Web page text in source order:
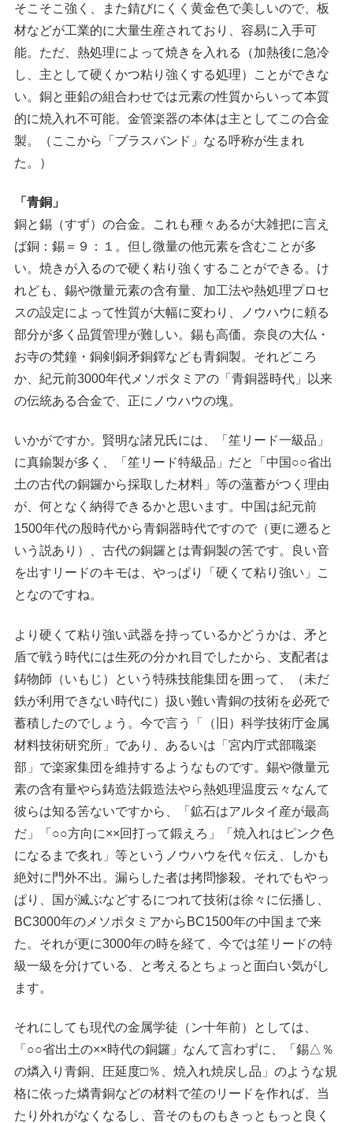
そこそこ強く、また錆びにくく黄金色で美しいので、板
材などが工業的に大量生産されており、容易に入手可
能。ただ、熱処理によって焼きを入れる（加熱後に急冷
し、主として硬くかつ粘り強くする処理）ことができな
い。銅と亜鉛の組合わせでは元素の性質からいって本質
的に焼入れ不可能。金管楽器の本体は主としてこの合金
製。（ここから「ブラスバンド」なる呼称が生まれ
た。）
「青銅」
銅と錫（すず）の合金。これも種々あるが大雑把に言え
ば銅：錫＝９：１。但し微量の他元素を含むことが多
い。焼きが入るので硬く粘り強くすることができる。け
れども、錫や微量元素の含有量、加工法や熱処理プロセ
スの設定によって性質が大幅に変わり、ノウハウに頼る
部分が多く品質管理が難しい。錫も高価。奈良の大仏・
お寺の梵鐘・銅剣銅矛銅鐸なども青銅製。それどころ
か、紀元前3000年代メソポタミアの「青銅器時代」以来
の伝統ある合金で、正にノウハウの塊。
いかがですか。賢明な諸兄氏には、「笙リード一級品」
に真鍮製が多く、「笙リード特級品」だと「中国○○省出
土の古代の銅鑼から採取した材料」等の薀蓄がつく理由
が、何となく納得できるかと思います。中国は紀元前
1500年代の殷時代から青銅器時代ですので（更に遡ると
いう説あり）、古代の銅鑼とは青銅製の筈です。良い音
を出すリードのキモは、やっぱり「硬くて粘り強い」こ
となのですね。
より硬くて粘り強い武器を持っているかどうかは、矛と
盾で戦う時代には生死の分かれ目でしたから、支配者は
鋳物師（いもじ）という特殊技能集団を囲って、（未だ
鉄が利用できない時代に）扱い難い青銅の技術を必死で
蓄積したのでしょう。今で言う「（旧）科学技術庁金属
材料技術研究所」であり、あるいは「宮内庁式部職楽
部」で楽家集団を維持するようなものです。錫や微量元
素の含有量やら鋳造法鍛造法やら熱処理温度云々なんて
彼らは知る筈ないですから、「鉱石はアルタイ産が最高
だ」「○○方向に××回打って鍛えろ」「焼入れはピンク色
になるまで炙れ」等というノウハウを代々伝え、しかも
絶対に門外不出。漏らした者は拷問惨殺。それでもやっ
ぱり、国が滅ぶなどするにつれて技術は徐々に伝播し、
BC3000年のメソポタミアからBC1500年の中国まで来
た。それが更に3000年の時を経て、今では笙リードの特
級一級を分けている、と考えるとちょっと面白い気がし
ます。
それにしても現代の金属学徒（ン十年前）としては、
「○○省出土の××時代の銅鑼」なんて言わずに、「錫△％
の燐入り青銅、圧延度□％、焼入れ焼戻し品」のような規
格に依った燐青銅などの材料で笙のリードを作れば、当
たり外れがなくなるし、音そのものもきっともっと良く